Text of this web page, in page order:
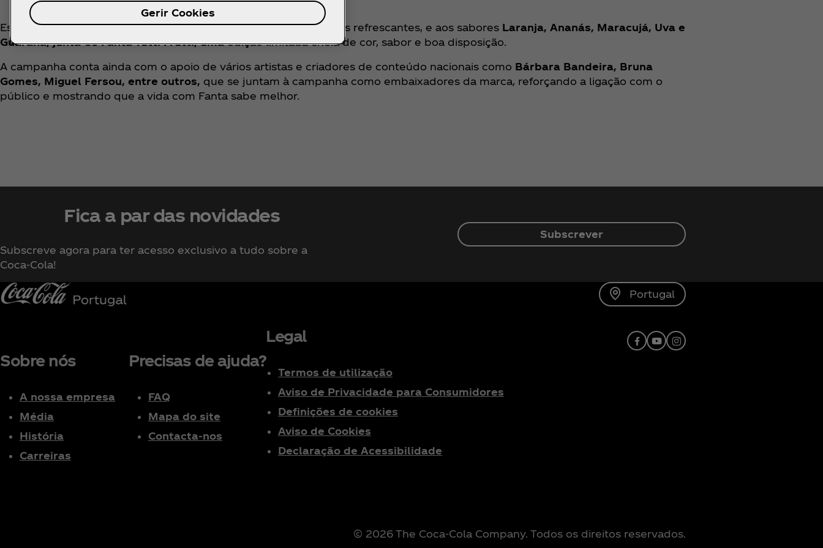
Este verão, Fanta continua a surpreender com novas experiências refrescantes, e aos sabores Laranja, Ananás, Maracujá, Uva e
Guaraná, junta-se Fanta Tutti Frutti, umaedição limitada cheia de cor, sabor e boa disposição.
A campanha conta ainda com o apoio de vários artistas e criadores de conteúdo nacionais como Bárbara Bandeira, Bruna
Gomes, Miguel Fersou, entre outros, que se juntam à campanha como embaixadores da marca, reforçando a ligação com o
público e mostrando que a vida com Fanta sabe melhor.
Fica a par das novidades
Subscreve agora para ter acesso exclusivo a tudo sobre a
Coca‑Cola!
Subscrever
Portugal
Sobre nós
A nossa empresa
Média
História
Carreiras
Precisas de ajuda?
FAQ
Mapa do site
Contacta-nos
Legal
Termos de utilização
Aviso de Privacidade para Consumidores
Definições de cookies
Aviso de Cookies
Declaração de Acessibilidade
Facebook
YoutubeInstagram
© 2026 The Coca‑Cola Company. Todos os direitos reservados.
Gerir Cookies